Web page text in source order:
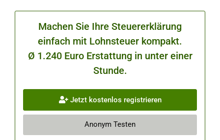
Machen Sie Ihre Steuererklärung
einfach mit Lohnsteuer kompakt.
Ø 1.240 Euro Erstattung in unter einer
Stunde.
Jetzt kostenlos registrieren
Anonym Testen